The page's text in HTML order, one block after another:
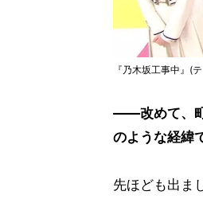
『乃木坂工事中』(
――改めて、町
のような経緯
先ほども出ま